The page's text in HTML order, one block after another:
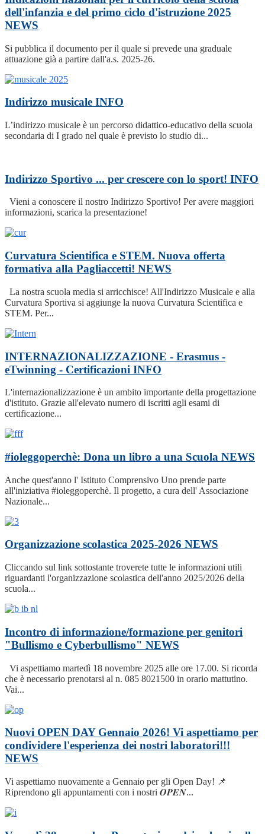
dell'infanzia e del primo ciclo d'istruzione 2025
NEWS
Si pubblica il documento per il quale si prevede una graduale
attuazione già a partire dall'a.s. 2025-26.
Indirizzo musicale INFO
L’indirizzo musicale è un percorso didattico-educativo della scuola
secondaria di I grado nel quale è previsto lo studio di...
Indirizzo Sportivo ... per crescere con lo sport! INFO
Vieni a conoscere il nostro Indirizzo Sportivo! Per avere maggiori
informazioni, scarica la presentazione!
Curvatura Scientifica e STEM. Nuova offerta
formativa alla Pagliaccetti! NEWS
La nostra scuola media si arricchisce! All'Indirizzo Musicale e alla
Curvatura Sportiva si aggiunge la nuova Curvatura Scientifica e
STEM. Per...
INTERNAZIONALIZZAZIONE - Erasmus -
eTwinning - Certificazioni INFO
L'internazionalizzazione è un ambito importante della progettazione
d'istituto. Grazie all'elevato numero di iscritti agli esami di
certificazione...
#ioleggoperchè: Dona un libro a una Scuola NEWS
Anche quest'anno l' Istituto Comprensivo Uno prende parte
all'iniziativa #ioleggoperchè. Il progetto, a cura dell' Associazione
Nazionale...
Organizzazione scolastica 2025-2026 NEWS
Cliccando sul link sottostante troverete tutte le informazioni utili
riguardanti l'organizzazione scolastica dell'anno 2025/2026 della
scuola...
Incontro di informazione/formazione per genitori
"Bullismo e Cyberbullismo" NEWS
Vi aspettiamo martedì 18 novembre 2025 alle ore 17.00. Si ricorda
che è necessario prenotarsi al n. 085 8021500 in orario mattutino.
Vai...
Nuovi OPEN DAY Gennaio 2026! Vi aspettiamo per
condividere l'esperienza dei nostri laboratori!!!
NEWS
Vi aspettiamo nuovamente a Gennaio per gli Open Day! 📌
Riprendono gli appuntamenti con i nostri 𝑶𝑷𝑬𝑵...